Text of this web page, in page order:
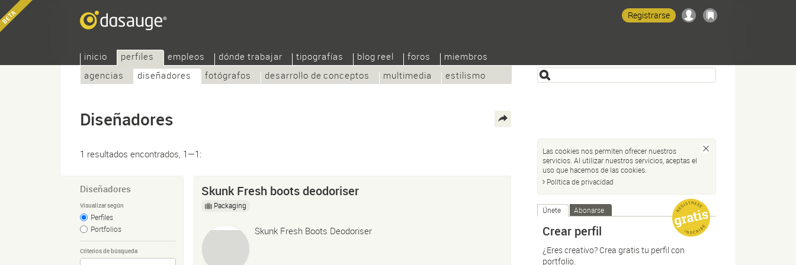
inicio
perfiles
agencias
diseñadores fotógrafos desarrollo de conceptos multimedia estilismo
empleos dónde trabajar tipografías blog reel foros miembros
Registrarse
Diseñadores
1 resultados encontrados, 1—1:
Diseñadores
Visualizar según
Perfiles
Portfolios
Criterios de búsqueda
Skunk Fresh boots deodoriser
Packaging
Skunk Fresh Boots Deodoriser
Las cookies nos permiten ofrecer nuestros
servicios. Al utilizar nuestros servicios, aceptas el
uso que hacemos de las cookies.
Política de privacidad
Únete Abonarse
Crear perfil
¿Eres creativo? Crea gratis tu perfil con
portfolio.